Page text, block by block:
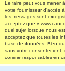
Le faire peut vous mener
votre fournisseur d’accès
les messages sont
acceptez que «
quel sujet lorsque nous
acceptez que toutes les
base de données. Bien
sans votre consentement,
comme responsables en